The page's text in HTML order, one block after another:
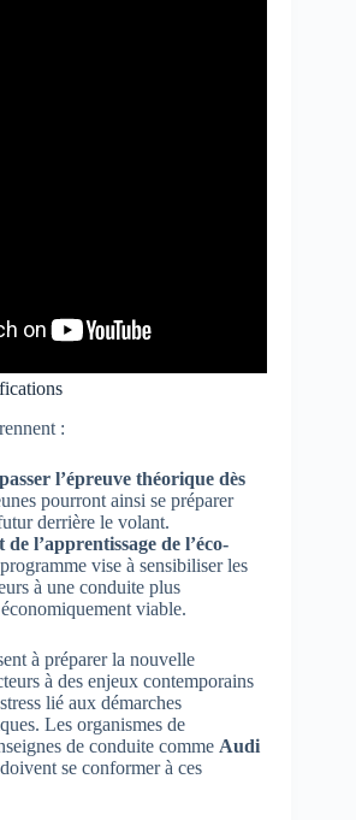
:
l’épreuve théorique dès
pourront ainsi se préparer
derrière le volant.
l’apprentissage de l’éco-
vise à sensibiliser les
à une conduite plus
viable.
à préparer la nouvelle
à des enjeux contemporains
lié aux démarches
Les organismes de
de conduite comme Audi
se conformer à ces